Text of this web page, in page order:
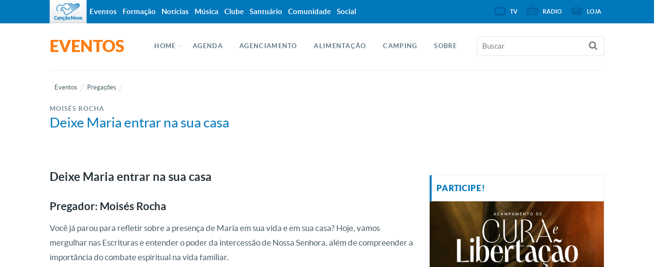
EVENTOS HOME AGENDA AGENCIAMENTO ALIMENTAÇÃO CAMPING SOBRE
Eventos Pregações
MOISÉS ROCHA
Deixe Maria entrar na sua casa
Deixe Maria entrar na sua casa
Pregador: Moisés Rocha
Você já parou para refletir sobre a presença de Maria em sua vida e em sua casa? Hoje, vamos
mergulhar nas Escrituras e entender o poder da intercessão de Nossa Senhora, além de compreender a
importância do combate espiritual na vida familiar.
PARTICIPE!
Eventos Formação Notícias Música Clube Santuário Comunidade Social TV RÁDIO LOJA